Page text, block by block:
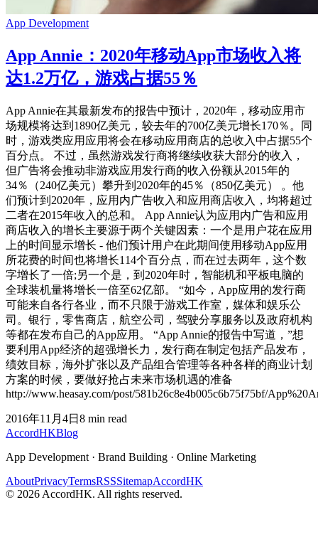
App Development
App Annie：2020年移动App市场收入将
达1.2万亿，游戏占据55％
App Annie在其最新发布的报告中预计，2020年，移动应用市
场规模将达到1890亿美元，较去年的700亿美元增长170％。同
时，游戏类应用应用将会在移动应用商店的总收入中占据55个
百分点。 不过，虽然游戏发行商将继续收获大部分的收入，
但广告将会推动非游戏应用发行商的收入份额从2015年的
34％（240亿美元）攀升到2020年的45％（850亿美元） 。他
们预计到2020年，应用内广告收入和应用商店收入，均将超过
二者在2015年收入的总和。 App Annie认为应用内广告和应用
商店收入的增长主要源于两个关键因素：一个是用户花在应用
上的时间显示增长 - 他们预计用户在此期间使用移动App应用
所花费的时间也将增长114个百分点，而在过去两年，这个数
字增长了一倍;另一个是，到2020年时，智能机和平板电脑的
全球装机量将增长一倍至62亿部。 “如今，App应用的发行商
可能来自各行各业，而不只限于游戏工作室，媒体和娱乐公
司。银行，零售商店，航空公司，驾驶分享服务以及政府机构
等都在发布自己的App应用。 “App Annie的报告中写道，”想
要利用App经济的超强增长力，发行商在制定包括产品发布，
绩效目标，海外扩张以及产品组合管理等各种各样的商业计划
方案的时候，要做好抢占未来市场机遇的准备
http://www.heasay.com/post/581b26c8e4b005c6b75f75bf/
2016年11月4日 8 min read
AccordHKBlog
App Development · Brand Building · Online Marketing
AboutPrivacyTermsRSSSitemapAccordHK
© 2026 AccordHK. All rights reserved.